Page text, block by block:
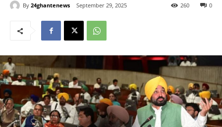
By 24ghantenews September 29, 2025 0
260